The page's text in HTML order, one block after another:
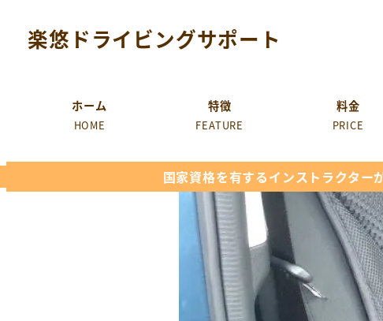
楽悠ドライビングサポート
ホーム
HOME
特徴
FEATURE
料金
PRICE
国家資格を有するインストラクター